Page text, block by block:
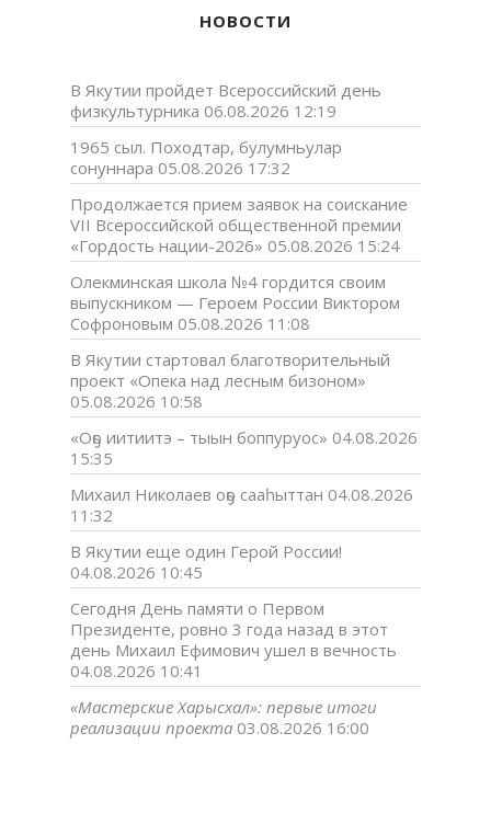
НОВОСТИ
В Якутии пройдет Всероссийский день
физкультурника 06.08.2026 12:19
1965 сыл. Походтар, булумньулар
сонуннара 05.08.2026 17:32
Продолжается прием заявок на соискание
VII Всероссийской общественной премии
«Гордость нации-2026» 05.08.2026 15:24
Олекминская школа №4 гордится своим
выпускником — Героем России Виктором
Софроновым 05.08.2026 11:08
В Якутии стартовал благотворительный
проект «Опека над лесным бизоном»
05.08.2026 10:58
«Оҕо иитиитэ – тыын боппуруос» 04.08.2026
15:35
Михаил Николаев оҕо сааһыттан 04.08.2026
11:32
В Якутии еще один Герой России!
04.08.2026 10:45
Сегодня День памяти о Первом
Президенте, ровно 3 года назад в этот
день Михаил Ефимович ушел в вечность
04.08.2026 10:41
«Мастерские Харысхал»: первые итоги
реализации проекта 03.08.2026 16:00